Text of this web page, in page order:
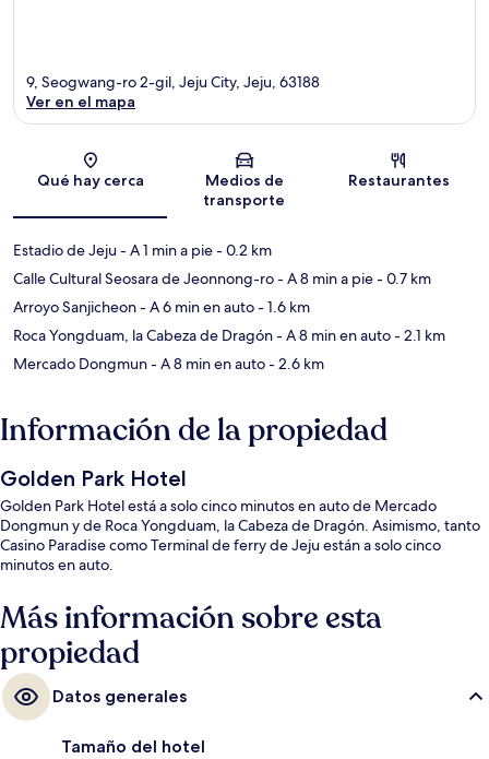
Sección del mapa
9, Seogwang-ro 2-gil, Jeju City, Jeju, 63188
Ver en el mapa
Qué hay cerca
Medios de
transporte
Restaurantes
Estadio de Jeju- A 1 min a pie- 0.2 km
Calle Cultural Seosara de Jeonnong-ro- A 8 min a pie- 0.7 km
Arroyo Sanjicheon- A 6 min en auto- 1.6 km
Roca Yongduam, la Cabeza de Dragón- A 8 min en auto- 2.1 km
Mercado Dongmun- A 8 min en auto- 2.6 km
Información de la propiedad
Golden Park Hotel
Golden Park Hotel está a solo cinco minutos en auto de Mercado
Dongmun y de Roca Yongduam, la Cabeza de Dragón. Asimismo, tanto
Casino Paradise como Terminal de ferry de Jeju están a solo cinco
minutos en auto.
Más información sobre esta
propiedad
Datos generales
Tamaño del hotel